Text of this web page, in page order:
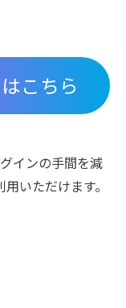
こちら
インの手間を減
いただけます。